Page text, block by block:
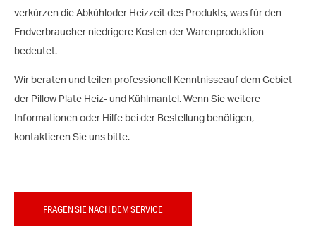
verkürzen die Abkühloder Heizzeit des Produkts, was für den
Endverbraucher niedrigere Kosten der Warenproduktion
bedeutet.
Wir beraten und teilen professionell Kenntnisseauf dem Gebiet
der Pillow Plate Heiz- und Kühlmantel. Wenn Sie weitere
Informationen oder Hilfe bei der Bestellung benötigen,
kontaktieren Sie uns bitte.
FRAGEN SIE NACH DEM SERVICE